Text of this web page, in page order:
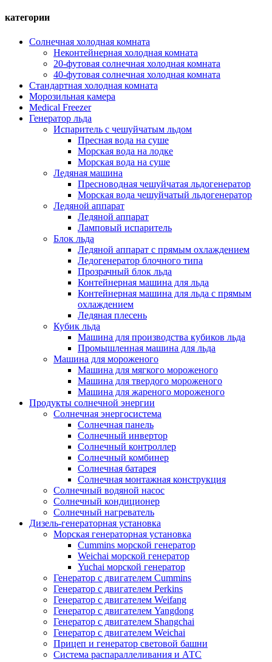
категории
Солнечная холодная комната
Неконтейнерная холодная комната
20-футовая солнечная холодная комната
40-футовая солнечная холодная комната
Стандартная холодная комната
Морозильная камера
Medical Freezer
Генератор льда
Испаритель с чешуйчатым льдом
Пресная вода на суше
Морская вода на лодке
Морская вода на суше
Ледяная машина
Пресноводная чешуйчатая льдогенератор
Морская вода чешуйчатый льдогенератор
Ледяной аппарат
Ледяной аппарат
Ламповый испаритель
Блок льда
Ледяной аппарат с прямым охлаждением
Ледогенератор блочного типа
Прозрачный блок льда
Контейнерная машина для льда
Контейнерная машина для льда с прямым
охлаждением
Ледяная плесень
Кубик льда
Машина для производства кубиков льда
Промышленная машина для льда
Машина для мороженого
Машина для мягкого мороженого
Машина для твердого мороженого
Машина для жареного мороженого
Продукты солнечной энергии
Солнечная энергосистема
Солнечная панель
Солнечный инвертор
Солнечный контроллер
Солнечный комбинер
Солнечная батарея
Солнечная монтажная конструкция
Солнечный водяной насос
Солнечный кондиционер
Солнечный нагреватель
Дизель-генераторная установка
Морская генераторная установка
Cummins морской генератор
Weichai морской генератор
Yuchai морской генератор
Генератор с двигателем Cummins
Генератор с двигателем Perkins
Генератор с двигателем Weifang
Генератор с двигателем Yangdong
Генератор с двигателем Shangchai
Генератор с двигателем Weichai
Прицеп и генератор световой башни
Система распараллеливания и АТС